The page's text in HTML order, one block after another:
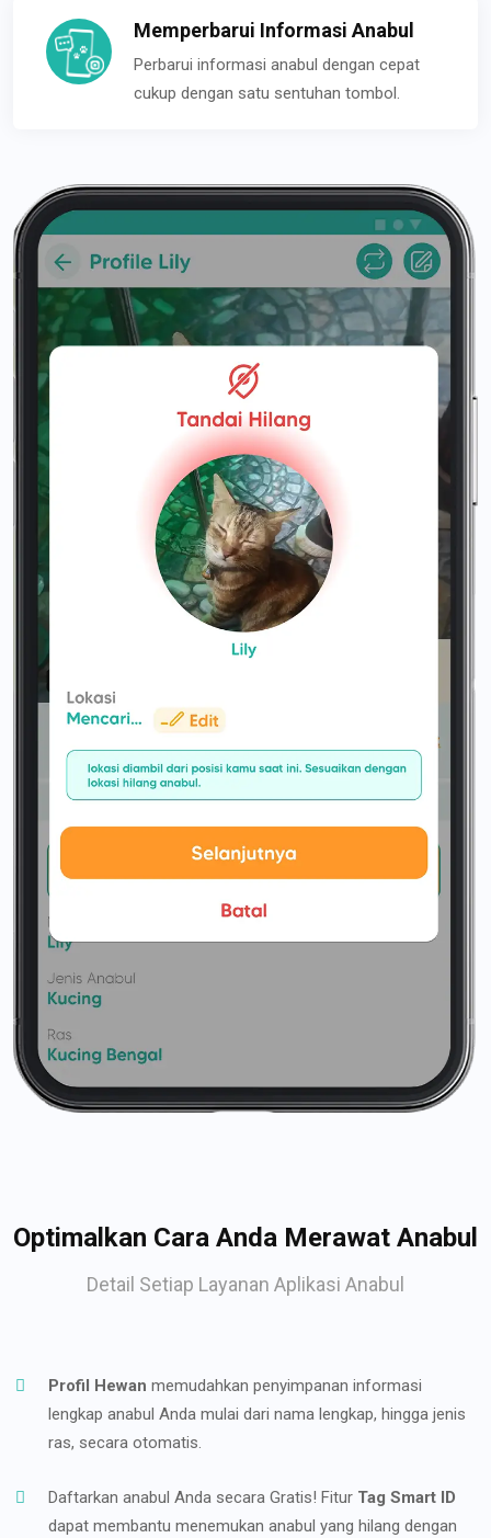
Memperbarui Informasi Anabul
Perbarui informasi anabul dengan cepat
cukup dengan satu sentuhan tombol.
Optimalkan Cara Anda Merawat Anabul
Detail Setiap Layanan Aplikasi Anabul
Profil Hewan memudahkan penyimpanan informasi
lengkap anabul Anda mulai dari nama lengkap, hingga jenis
ras, secara otomatis.
Daftarkan anabul Anda secara Gratis! Fitur Tag Smart ID
dapat membantu menemukan anabul yang hilang dengan